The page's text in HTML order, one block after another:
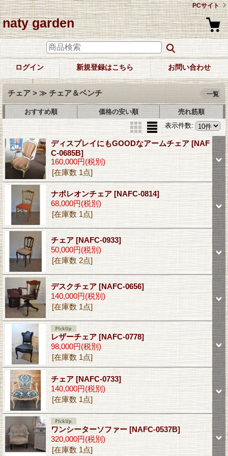
PCサイト
naty garden
ログイン 新規登録はこちら お問い合わせ
チェア > ≫ チェア＆ベンチ 一覧
おすすめ順 価格の安い順
売れ筋順
表示件数:
ディスプレイにもGOODなアームチェア [NAF
C-0685B]
160,000円(税別)
[在庫数 1点]
ナポレオンチェア [NAFC-0814]
68,000円(税別)
[在庫数 1点]
チェア [NAFC-0933]
50,000円(税別)
[在庫数 2点]
デスクチェア [NAFC-0656]
140,000円(税別)
[在庫数 1点]
レザーチェア [NAFC-0778]
98,000円(税別)
[在庫数 1点]
チェア [NAFC-0733]
140,000円(税別)
[在庫数 1点]
ワンシーターソファー[NAFC-0537B]
320,000円(税別)
[在庫数 1点]